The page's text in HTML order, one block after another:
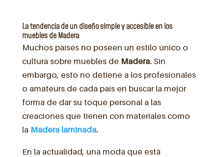
La tendencia de un diseño simple y accesible en los
muebles de Madera
Muchos países no poseen un estilo único o
cultura sobre muebles de Madera.Sin
embargo, esto no detiene a los profesionales
o amateurs de cada país en buscar la mejor
forma de dar su toque personal a las
creaciones que tienen con materiales como
la Madera laminada.
En la actualidad, una moda que está